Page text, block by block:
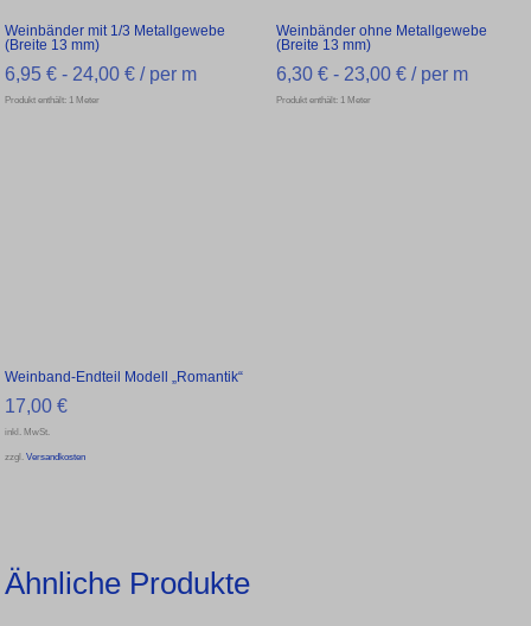
Weinbänder mit 1/3 Metallgewebe
(Breite 13 mm)
6,95 € - 24,00 € / per m
Produkt enthält: 1 Meter
Weinbänder ohne Metallgewebe
(Breite 13 mm)
6,30 €- 23,00 €/ per m
Produkt enthält: 1 Meter
Weinband-Endteil Modell „Romantik“
17,00 €
inkl. MwSt.
zzgl. Versandkosten
Ähnliche Produkte